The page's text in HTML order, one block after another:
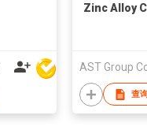
Zinc Alloy
AST Group
查